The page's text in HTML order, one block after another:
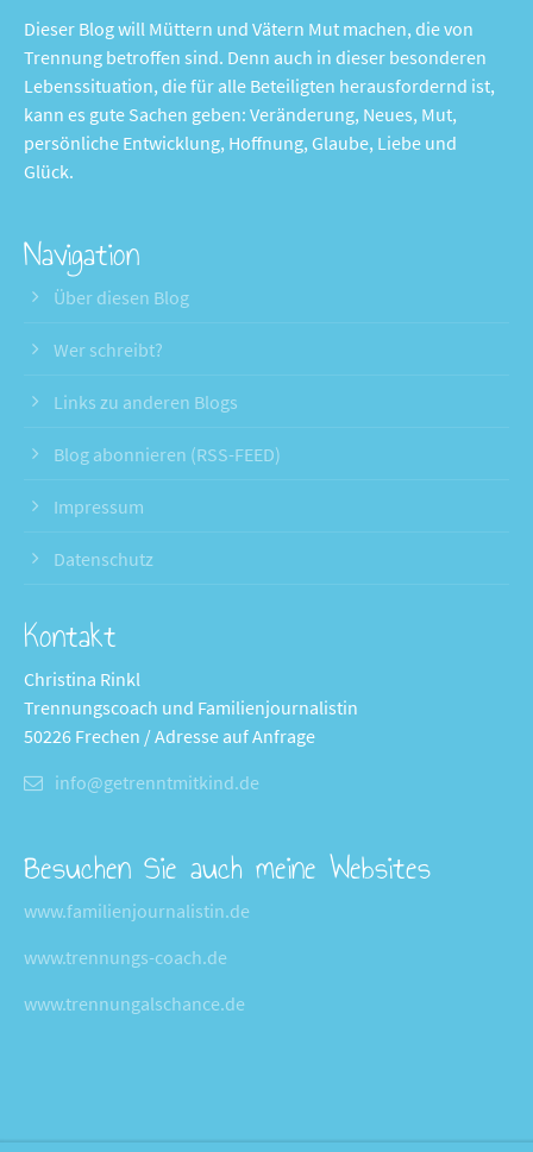
Dieser Blog will Müttern und Vätern Mut machen, die von
Trennung betroffen sind. Denn auch in dieser besonderen
Lebenssituation, die für alle Beteiligten herausfordernd ist,
kann es gute Sachen geben: Veränderung, Neues, Mut,
persönliche Entwicklung, Hoffnung, Glaube, Liebe und
Glück.
Navigation
Über diesen Blog
Wer schreibt?
Links zu anderen Blogs
Blog abonnieren (RSS-FEED)
Impressum
Datenschutz
Kontakt
Christina Rinkl
Trennungscoach und Familienjournalistin
50226 Frechen / Adresse auf Anfrage
info@getrenntmitkind.de
Besuchen Sie auch meine Websites
www.familienjournalistin.de
www.trennungs-coach.de
www.trennungalschance.de